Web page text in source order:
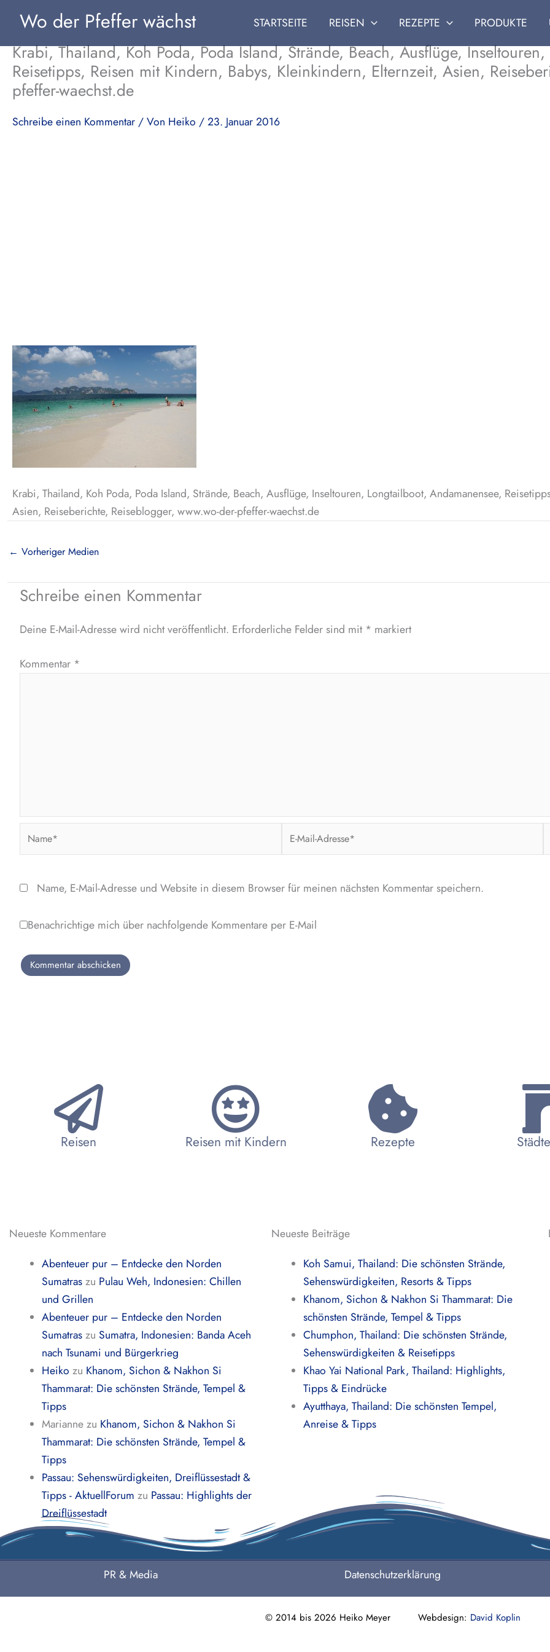
Inhalt
springen
Wo der Pfeffer wächst STARTSEITE REISEN REZEPTE PRODUKTE
Krabi, Thailand, Koh Poda, Poda Island, Strände, Beach, Ausflüge,
Reisetipps, Reisen mit Kindern, Babys, Kleinkindern, Elternzeit, Asien,
pfeffer-waechst.de
Schreibe einen Kommentar/ Von Heiko /23. Januar 2016
Krabi, Thailand, Koh Poda, Poda Island, Strände, Beach, Ausflüge, Inseltouren, Longtailboot, Andamanensee,
Asien, Reiseberichte, Reiseblogger, www.wo-der-pfeffer-waechst.de
← Vorheriger Medien
Schreibe einen Kommentar
Deine E-Mail-Adresse wird nicht veröffentlicht. Erforderliche Felder sind mit * markiert
Kommentar *
Name*
Name, E-Mail-Adresse und Website in diesem Browser für meinen nächsten Kommentar speichern.
Benachrichtige mich über nachfolgende Kommentare per E-Mail
Reisen Reisen mit Kindern Rezepte
Neueste Kommentare
Abenteuer pur – Entdecke den Norden
Sumatraszu Pulau Weh, Indonesien: Chillen
und Grillen
Abenteuer pur – Entdecke den Norden
Sumatraszu Sumatra, Indonesien: Banda Aceh
nach Tsunami und Bürgerkrieg
Heiko zu Khanom, Sichon & Nakhon Si
Thammarat: Die schönsten Strände, Tempel &
Tipps
Mariannezu Khanom, Sichon & Nakhon Si
Thammarat: Die schönsten Strände, Tempel &
Tipps
Passau: Sehenswürdigkeiten, Dreiflüssestadt &
Tipps - AktuellForum zu Passau: Highlights der
Dreiflüssestadt
Neueste Beiträge
Koh Samui, Thailand: Die schönsten Strände,
Sehenswürdigkeiten, Resorts & Tipps
Khanom, Sichon & Nakhon Si Thammarat: Die
schönsten Strände, Tempel & Tipps
Chumphon, Thailand: Die schönsten Strände,
Sehenswürdigkeiten & Reisetipps
Khao Yai National Park, Thailand: Highlights,
Tipps & Eindrücke
Ayutthaya, Thailand: Die schönsten Tempel,
Anreise & Tipps
PR & Media Datenschutzerklärung
© 2014 bis 2026 Heiko Meyer Webdesign: David Koplin